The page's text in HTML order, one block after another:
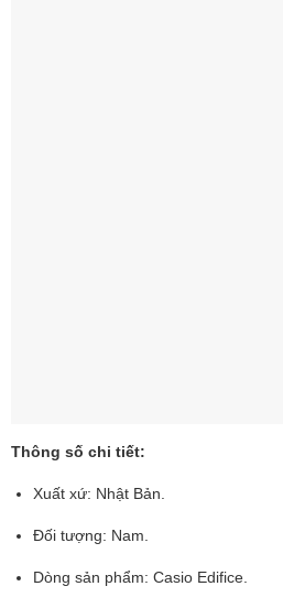
Thông số chi tiết:
Xuất xứ: Nhật Bản.
Đối tượng: Nam.
Dòng sản phẩm: Casio Edifice.